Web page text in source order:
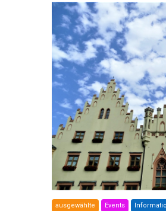
ausgewählte Events